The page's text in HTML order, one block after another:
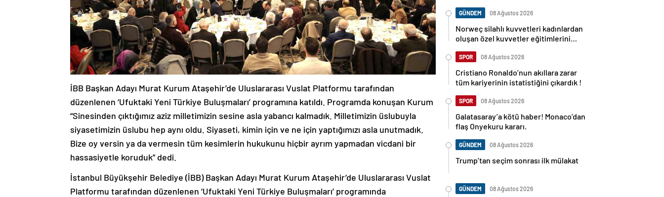
İBB Başkan Adayı Murat Kurum Ataşehir’de Uluslararası Vuslat Platformu tarafından
düzenlenen ‘Ufuktaki Yeni Türkiye Buluşmaları’ programına katıldı. Programda konuşan Kurum
“Sinesinden çıktığımız aziz milletimizin sesine asla yabancı kalmadık. Milletimizin üslubuyla
siyasetimizin üslubu hep aynı oldu. Siyaseti, kimin için ve ne için yaptığımızı asla unutmadık.
Bize oy versin ya da vermesin tüm kesimlerin hukukunu hiçbir ayrım yapmadan vicdani bir
hassasiyetle koruduk” dedi.
İstanbul Büyükşehir Belediye (İBB) Başkan Adayı Murat Kurum Ataşehir’de Uluslararası Vuslat
Platformu tarafından düzenlenen ‘Ufuktaki Yeni Türkiye Buluşmaları’ programında
GÜNDEM 08 Ağustos 2026
Norweç silahlı kuvvetleri kadınlardan
oluşan özel kuvvetler eğitimlerini
SPOR 08 Ağustos 2026
Cristiano Ronaldo’nun akıllara zarar
tüm kariyerinin istatistiğini çıkardık !
SPOR 08 Ağustos 2026
Galatasaray’a kötü haber! Monaco’dan
flaş Onyekuru kararı.
GÜNDEM 08 Ağustos 2026
Trump’tan seçim sonrası ilk mülakat
GÜNDEM 08 Ağustos 2026